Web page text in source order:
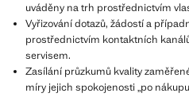
uváděny na trh prostřednictvím
Vyřizování dotazů, žádostí a
prostřednictvím kontaktních
servisem.
Zasílání průzkumů kvality
míry jejich spokojenosti „po